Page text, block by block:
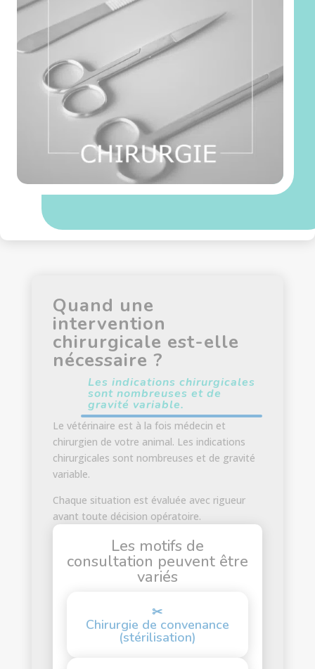
Quand une
intervention
chirurgicale est-elle
nécessaire ?
Les indications chirurgicales
sont nombreuses et de
gravité variable.
Le vétérinaire est à la fois médecin et
chirurgien de votre animal. Les indications
chirurgicales sont nombreuses et de gravité
variable.
Chaque situation est évaluée avec rigueur
avant toute décision opératoire.
Les motifs de
consultation peuvent être
variés
✂
Chirurgie de convenance
(stérilisation)